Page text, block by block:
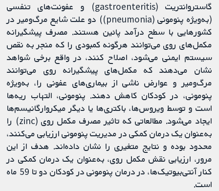
گاستروانتریت (gastroenteritis) و عفونت‌های تنفسی
(به‌ویژه پنومونی (pneumonia)) دو علت شایع مرگ‌ومیر در
کشورهایی با سطح درآمد پائین هستند. مصرف پیشگیرانه
مکمل‌های روی می‌توانند هرگونه کمبودی را که منجر به نقص
سیستم ایمنی می‌شود، اصلاح کنند، در واقع برخی شواهد
نشان می‌دهند که مکمل‌های پیشگیرانه روی می‌توانند
مرگ‌ومیر و عوارض ناشی از بیماری‌های عفونی را، به‌ویژه
پنومونی، در کودکان کاهش دهند. پنومونی، التهاب ریه‌ها
است و توسط ویروس‌ها، باکتری‌ها یا دیگر میکروارگانیسم‌ها
ایجاد می‌شود. مطالعاتی که تاثیر مصرف مکمل روی (zinc) را
به‌عنوان یک درمان کمکی در مدیریت پنومونی ارزیابی می‌کنند،
محدود بوده و نتایج متغیری را نشان داده‌اند. هدف از این
مرور، ارزیابی نقش مکمل روی، به‌عنوان یک درمان کمکی در
کنار آنتی‌بیوتیک‌ها، در درمان پنومونی در کودکان دو تا 59 ماه
است.